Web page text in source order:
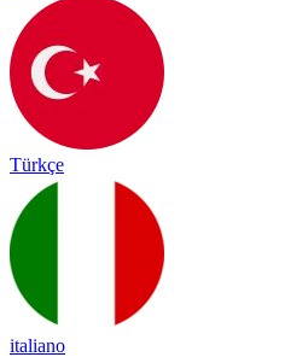
Türkçe
italiano